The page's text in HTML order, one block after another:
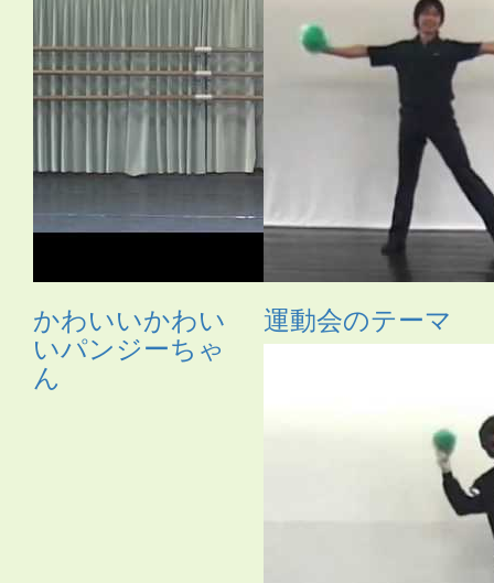
かわいいかわい
いパンジーちゃ
ん
運動会のテーマ